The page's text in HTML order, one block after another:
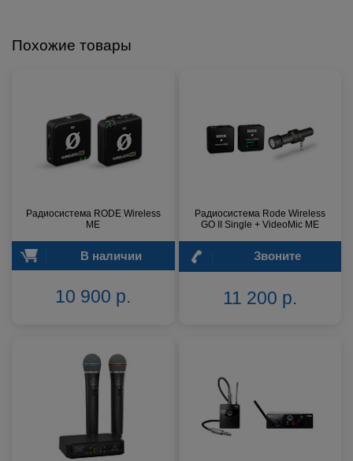
Похожие товары
Радиосистема RODE Wireless
ME
В наличии
10 900 р.
Радиосистема Rode Wireless
GO II Single + VideoMic ME
Звоните
11 200 р.